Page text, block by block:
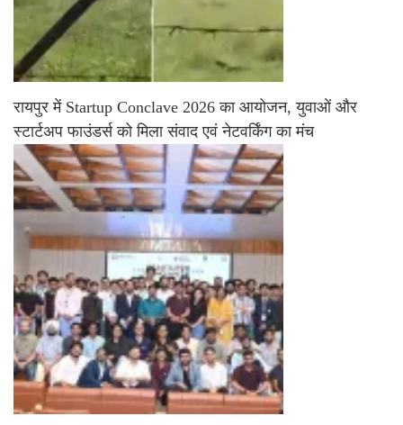
रायपुर में Startup Conclave 2026 का आयोजन, युवाओं और
स्टार्टअप फाउंडर्स को मिला संवाद एवं नेटवर्किंग का मंच